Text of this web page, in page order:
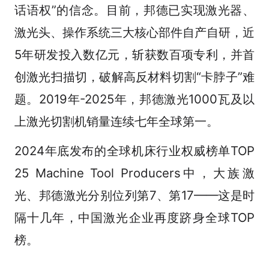
话语权”的信念。目前，邦德已实现激光器、
激光头、操作系统三大核心部件自产自研，近
5年研发投入数亿元，斩获数百项专利，并首
创激光扫描切，破解高反材料切割“卡脖子”难
题。2019年-2025年，邦德激光1000瓦及以
上激光切割机销量连续七年全球第一。
2024年底发布的全球机床行业权威榜单TOP
25 Machine Tool Producers中，大族激
光、邦德激光分别位列第7、第17——这是时
隔十几年，中国激光企业再度跻身全球TOP
榜。